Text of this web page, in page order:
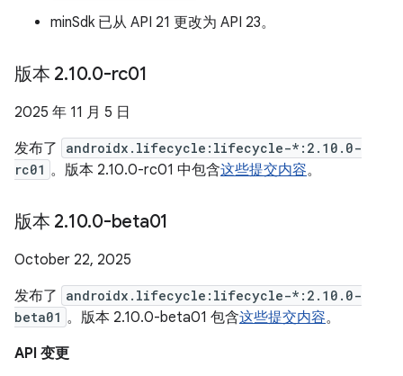
minSdk 已从 API 21 更改为 API 23。
版本 2.10.0-rc01
2025 年 11 月 5 日
发布了
androidx.lifecycle:lifecycle-*:2.10.0-
rc01 。版本 2.10.0-rc01 中包含这些提交内容。
版本 2.10.0-beta01
October 22, 2025
发布了
androidx.lifecycle:lifecycle-*:2.10.0-
beta01 。版本 2.10.0-beta01 包含这些提交内容。
API 变更